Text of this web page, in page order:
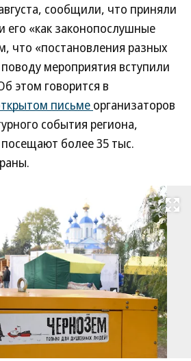
сообщили, что приняли
его «как законопослушные
что «постановления разных
мероприятия вступили
этом говорится в
письме организаторов
события региона,
более 35 тыс.
Развернуть